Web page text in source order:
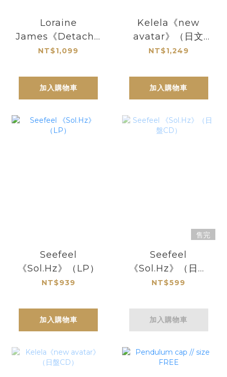
Loraine
James《Detached
From The Rest
Reflection》（LP
+ MP3下載碼）
NT$1,099
加入購物車
Kelela《new
avatar》（日文
obi 彩膠LP）
NT$1,249
加入購物車
Seefeel
《Sol.Hz》（LP）
NT$939
加入購物車
售完
Seefeel
《Sol.Hz》（日盤
CD）
NT$599
加入購物車